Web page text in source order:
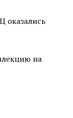
оказались
на